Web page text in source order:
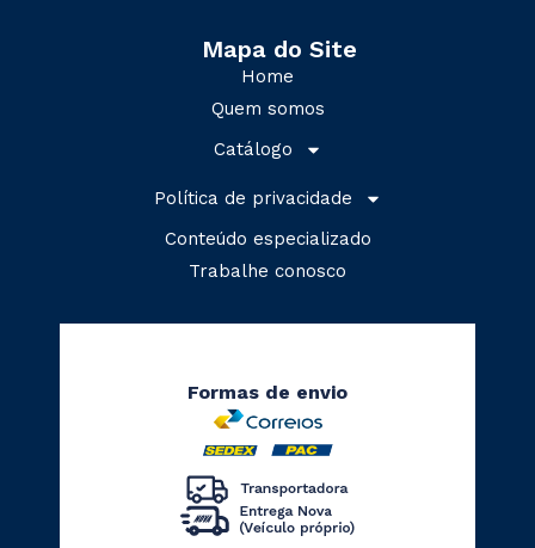
Mapa do Site
Home
Quem somos
Catálogo
Política de privacidade
Conteúdo especializado
Trabalhe conosco
Formas de envio